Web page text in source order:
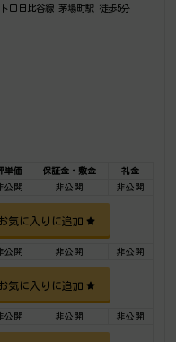
ロ日比谷線 茅場町駅 徒歩5分
単価 保証金・敷金
礼金
公開 非公開 非公開
気に入りに追加
公開 非公開 非公開
気に入りに追加
公開 非公開 非公開